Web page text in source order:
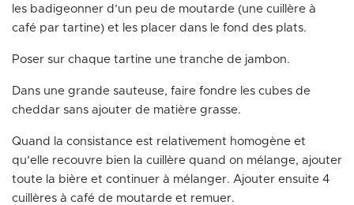
les badigeonner d’un peu de moutarde (une cuillère à
café par tartine) et les placer dans le fond des plats.
Poser sur chaque tartine une tranche de jambon.
Dans une grande sauteuse, faire fondre les cubes de
cheddar sans ajouter de matière grasse.
Quand la consistance est relativement homogène et
qu’elle recouvre bien la cuillère quand on mélange, ajouter
toute la bière et continuer à mélanger. Ajouter ensuite 4
cuillères à café de moutarde et remuer.